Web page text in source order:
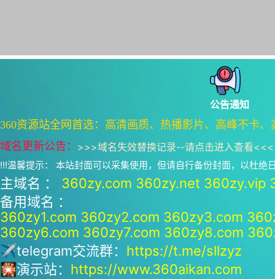
公告通知
360资源站全网首选：高清画质、热播影片、高峰不卡
域名更新公告： >>>域名失效替换记录--请点击进入查看<<<
!!!温馨提示： 本站封面可以采集使用，但请自行备份封面，以杜绝
主域名 ： 360zy.com 360zy.net 360zy.vip
备用域名 ：
360zy1.com 360zy2.com 360zy3.com
360zy6.com 360zy7.com 360zy8.com
✈telegram交流群： https://t.me/sllzyz
🎇演示站： https://www.360aikan.com